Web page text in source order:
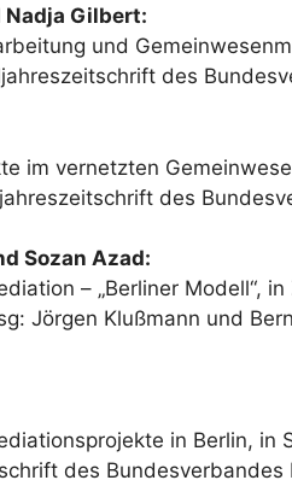
Nadja Gilbert:
und
des
im vernetzten
des
Sozan Azad:
– „Berliner Modell“,
Jörgen Klußmann und
in Berlin, in
des Bundesverbandes